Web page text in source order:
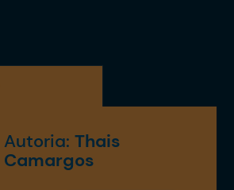
Autoria:Thais
Camargos